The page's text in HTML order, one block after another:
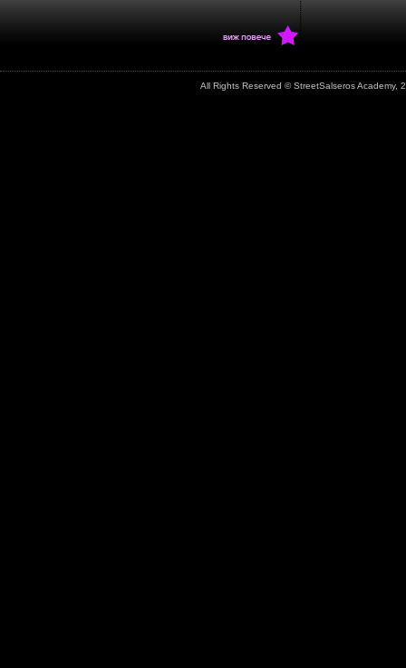
All Rights Reserved © StreetSalseros Academy,